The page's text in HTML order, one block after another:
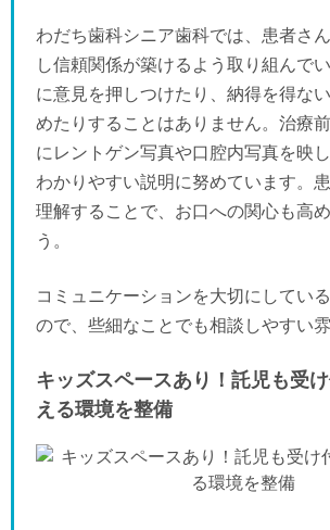
わだち歯科シニア歯科では、患者さ
し信頼関係が築けるよう取り組んで
に意見を押しつけたり、納得を得な
めたりすることはありません。治療
にレントゲン写真や口腔内写真を映し
わかりやすい説明に努めています。
理解することで、お口への関心も高
う。
コミュニケーションを大切にしてい
ので、些細なことでも相談しやすい雰
キッズスペースあり！託児も受
える環境を整備